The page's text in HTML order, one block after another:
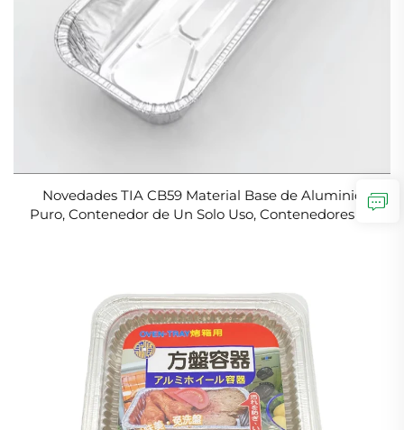
Novedades TIA CB59 Material Base de Aluminio
Puro, Contenedor de Un Solo Uso, Contenedores de